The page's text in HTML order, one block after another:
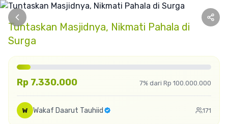
Tuntaskan Masjidnya, Nikmati Pahala di
Surga
Rp 7.330.000 7% dari Rp 100.000.000
W Wakaf Daarut Tauhiid 171